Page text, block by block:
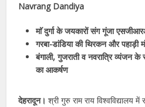
Navrang Dandiya
माॅ दुर्गा के जयकारों संग गूंजा
गरबा-डांडिया की थिरकन और पहाड़ी
बंगाली, गुजराती व नवरात्रि व्यंजन
का आकर्षण
देहरादून।श्री गुरु राम राय विश्वविद्यालय में